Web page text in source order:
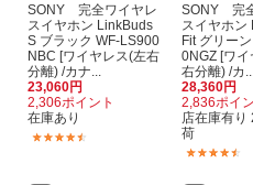
SONY 完全ワイヤレ
スイヤホン LinkBuds
S ブラック WF-LS900
NBC [ワイヤレス(左右
分離) /カナ...
23,060円
2,306ポイント
在庫あり
SONY 完
スイヤホン
Fit グリー
0NGZ [ワ
右分離) /カ...
28,360円
2,836ポイ
店在庫有り
荷